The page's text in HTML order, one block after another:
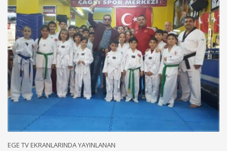
EGE TV EKRANLARINDA YAYINLANAN